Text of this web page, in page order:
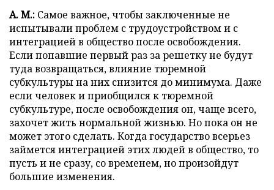
А. М.: Самое важное, чтобы заключенные не
испытывали проблем с трудоустройством и с
интеграцией в общество после освобождения.
Если попавшие первый раз за решетку не будут
туда возвращаться, влияние тюремной
субкультуры на них снизится до минимума. Даже
если человек и приобщился к тюремной
субкультуре, после освобождения он, чаще всего,
захочет жить нормальной жизнью. Но пока он не
может этого сделать. Когда государство всерьез
займется интеграцией этих людей в общество, то
пусть и не сразу, со временем, но произойдут
большие изменения.